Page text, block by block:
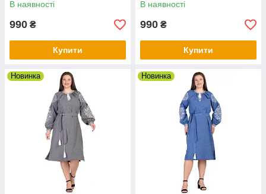
В наявності
990 ₴
Купити
В наявності
990 ₴
Купити
Новинка Новинка